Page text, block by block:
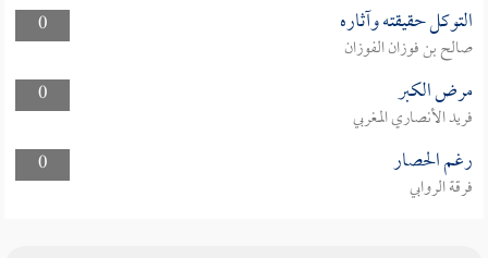
0
التوكل حقيقته وآثاره
صالح بن فوزان الفوزان
0
مرض الكبر
فريد الأنصاري المغربي
0
رغم الحصار
فرقة الروابي